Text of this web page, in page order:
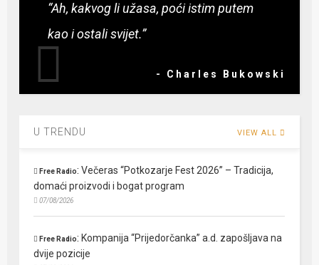
“Ah, kakvog li užasa, poći istim putem
kao i ostali svijet.”
- Charles Bukowski
U TRENDU VIEW ALL
Free Radio:Večeras “Potkozarje Fest 2026” – Tradicija,
domaći proizvodi i bogat program
07/08/2026
Free Radio: Kompanija “Prijedorčanka” a.d. zapošljava na
dvije pozicije